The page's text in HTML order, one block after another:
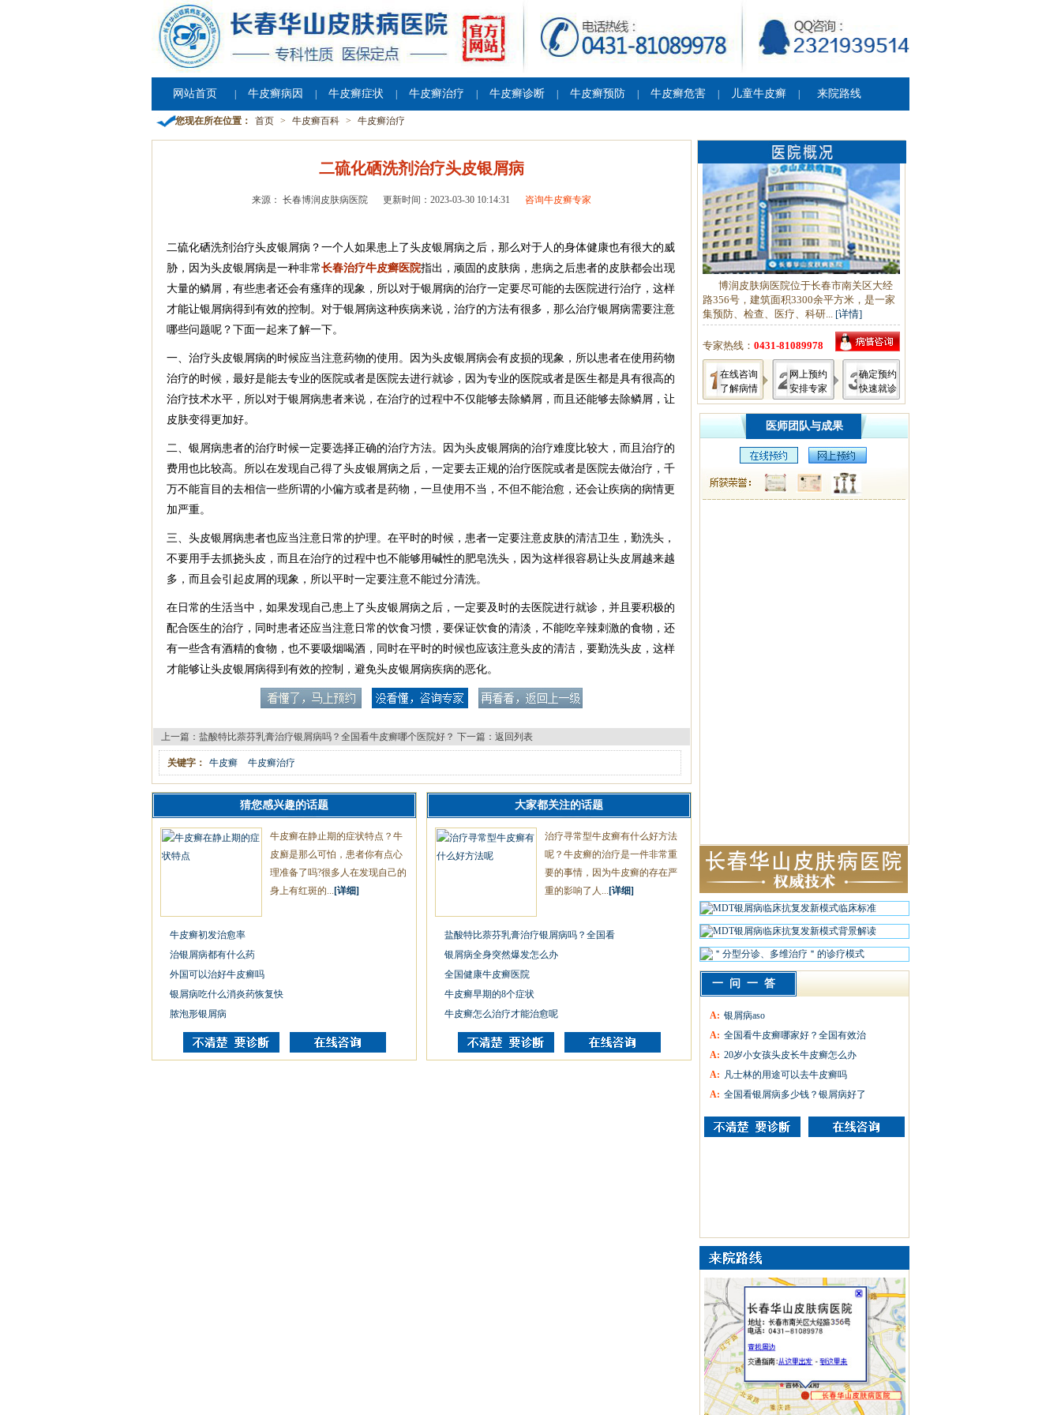
网站首页 牛皮癣病因 牛皮癣症状 牛皮癣治疗 牛皮癣诊断 牛皮癣预防 牛皮癣危害 儿童牛皮癣 来院路线
您现在所在位置： 首页 > 牛皮癣百科 > 牛皮癣治疗
二硫化硒洗剂治疗头皮银屑病
来源： 长春博润皮肤病医院 更新时间：2023-03-30 10:14:31 咨询牛皮癣专家
二硫化硒洗剂治疗头皮银屑病？一个人如果患上了头皮银屑病之后，那么对于人的身体健康也有很大的威
胁，因为头皮银屑病是一种非常长春治疗牛皮癣医院指出，顽固的皮肤病，患病之后患者的皮肤都会出现
大量的鳞屑，有些患者还会有瘙痒的现象，所以对于银屑病的治疗一定要尽可能的去医院进行治疗，这样
才能让银屑病得到有效的控制。对于银屑病这种疾病来说，治疗的方法有很多，那么治疗银屑病需要注意
哪些问题呢？下面一起来了解一下。
一、治疗头皮银屑病的时候应当注意药物的使用。因为头皮银屑病会有皮损的现象，所以患者在使用药物
治疗的时候，最好是能去专业的医院或者是医院去进行就诊，因为专业的医院或者是医生都是具有很高的
治疗技术水平，所以对于银屑病患者来说，在治疗的过程中不仅能够去除鳞屑，而且还能够去除鳞屑，让
皮肤变得更加好。
二、银屑病患者的治疗时候一定要选择正确的治疗方法。因为头皮银屑病的治疗难度比较大，而且治疗的
费用也比较高。所以在发现自己得了头皮银屑病之后，一定要去正规的治疗医院或者是医院去做治疗，千
万不能盲目的去相信一些所谓的小偏方或者是药物，一旦使用不当，不但不能治愈，还会让疾病的病情更
加严重。
三、头皮银屑病患者也应当注意日常的护理。在平时的时候，患者一定要注意皮肤的清洁卫生，勤洗头，
不要用手去抓挠头皮，而且在治疗的过程中也不能够用碱性的肥皂洗头，因为这样很容易让头皮屑越来越
多，而且会引起皮屑的现象，所以平时一定要注意不能过分清洗。
在日常的生活当中，如果发现自己患上了头皮银屑病之后，一定要及时的去医院进行就诊，并且要积极的
配合医生的治疗，同时患者还应当注意日常的饮食习惯，要保证饮食的清淡，不能吃辛辣刺激的食物，还
有一些含有酒精的食物，也不要吸烟喝酒，同时在平时的时候也应该注意头皮的清洁，要勤洗头皮，这样
才能够让头皮银屑病得到有效的控制，避免头皮银屑病疾病的恶化。
上一篇： 盐酸特比萘芬乳膏治疗银屑病吗？全国看牛皮癣哪个医院好？ 下一篇： 返回列表
关键字： 牛皮癣 牛皮癣治疗
猜您感兴趣的话题
牛皮癣在静止期的症状特点？牛
皮廯是那么可怕，患者你有点心
理准备了吗?很多人在发现自己的
身上有红斑的... [详细]
牛皮癣初发治愈率
治银屑病都有什么药
外国可以治好牛皮癣吗
银屑病吃什么消炎药恢复快
脓泡形银屑病
大家都关注的话题
治疗寻常型牛皮癣有什么好方法
呢？牛皮癣的治疗是一件非常重
要的事情，因为牛皮癣的存在严
重的影响了人... [详细]
盐酸特比萘芬乳膏治疗银屑病吗？全国看
银屑病全身突然爆发怎么办
全国健康牛皮癣医院
牛皮癣早期的8个症状
牛皮癣怎么治疗才能治愈呢
博润皮肤病医院位于长春市南关区大经
路356号，建筑面积3300余平方米，是一家
集预防、检查、医疗、科研... [详情]
专家热线： 0431-81089978
在线咨询
了解病情
网上预约
安排专家
确定预约
快速就诊
医师团队与成果
一问一答
A: 银屑病aso
A: 全国看牛皮癣哪家好？全国有效治
A: 20岁小女孩头皮长牛皮癣怎么办
A: 凡士林的用途可以去牛皮癣吗
A: 全国看银屑病多少钱？银屑病好了